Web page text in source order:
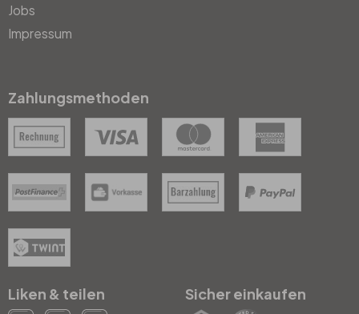
Jobs
Impressum
Zahlungsmethoden
Liken & teilen Sicher einkaufen